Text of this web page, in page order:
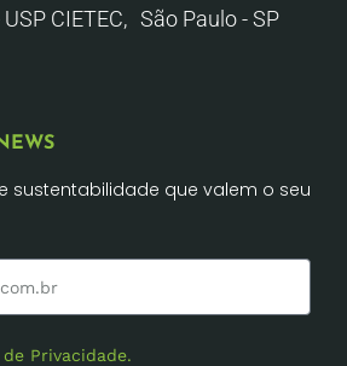
CIETEC, São Paulo - SP
sustentabilidade que valem o seu
Privacidade.